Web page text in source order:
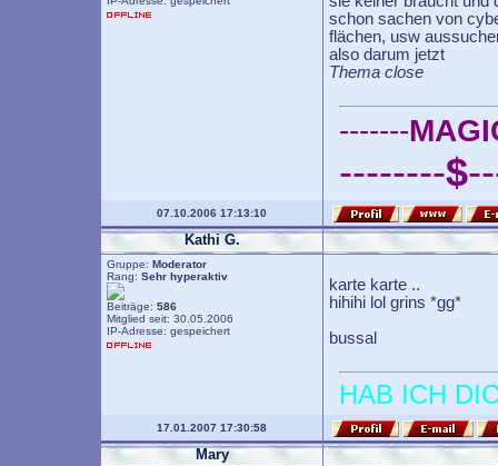
schon sachen von
flächen, usw
also darum jetzt
Thema close
-------
--------$
07.10.2006 17:13:10
Kathi G.
Gruppe: Moderator
Rang: Sehr hyperaktiv
Beiträge: 586
Mitglied seit: 30.05.2006
IP-Adresse: gespeichert
karte karte ..
hihihi lol grins *gg*
bussal
HAB ICH
17.01.2007 17:30:58
Mary